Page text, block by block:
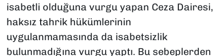
isabetli olduğuna vurgu yapan Ceza Dairesi,
haksız tahrik hükümlerinin
uygulanmamasında da isabetsizlik
bulunmadığına vurgu yaptı. Bu sebeplerden